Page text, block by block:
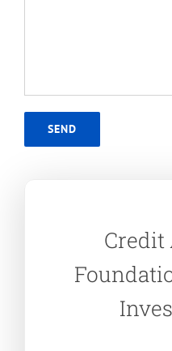
Credit